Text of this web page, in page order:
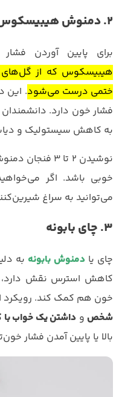
2. دمنوش هیبیسکوس
برای پایین آوردن
هیبیسکوس که از
ختمی درست می‌شود. این
فشار خون دارد.
به کاهش سیستولیک و
نوشیدن 2 تا 3
خوبی باشد. اگر
می‌توانید به سراغ
3. چای بابونه
چای یادمنوش بابونه به
کاهش استرس نقش دارد،
خون هم کمک کند. رویکرد
شخص و داشتن یک خواب با
بالا یا پایین آمدن فشار